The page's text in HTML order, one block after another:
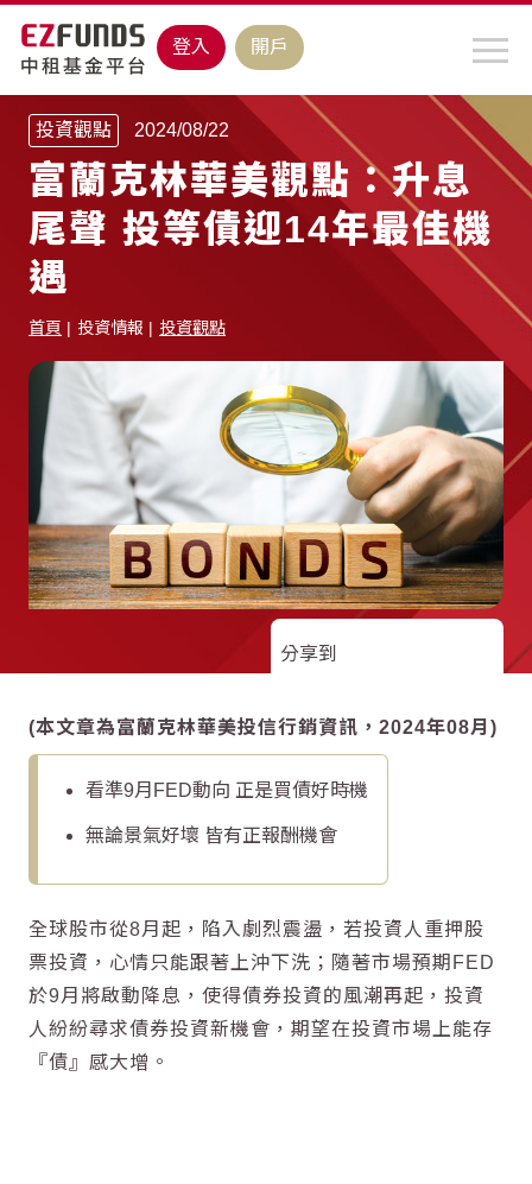
登入 開戶
投資觀點 2024/08/22
富蘭克林華美觀點：升息
尾聲 投等債迎14年最佳機
遇
首頁 投資情報 投資觀點
分享到
(本文章為富蘭克林華美投信行銷資訊，2024年08月)
看準9月FED動向 正是買債好時機
無論景氣好壞 皆有正報酬機會
全球股市從8月起，陷入劇烈震盪，若投資人重押股
票投資，心情只能跟著上沖下洗；隨著市場預期FED
於9月將啟動降息，使得債券投資的風潮再起，投資
人紛紛尋求債券投資新機會，期望在投資市場上能存
『債』感大增。